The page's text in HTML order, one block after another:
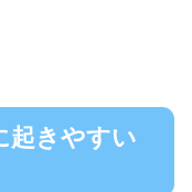
起きやすい